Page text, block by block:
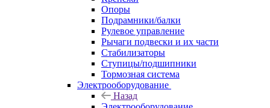
Опоры
Подрамники/балки
Рулевое управление
Рычаги подвески и их части
Стабилизаторы
Ступицы/подшипники
Тормозная система
Электрооборудование
Назад